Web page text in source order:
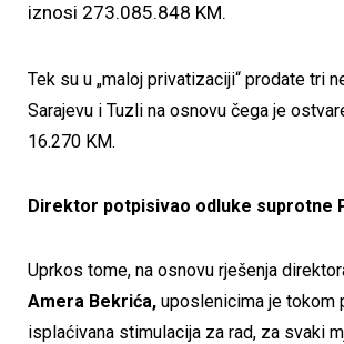
iznosi 273.085.848 KM.
Tek su u „maloj privatizaciji“ prodate tri
Sarajevu i Tuzli na osnovu čega je
16.270 KM.
Direktor potpisivao odluke suprotne
Uprkos tome, na osnovu rješenja
Amera Bekrića, uposlenicima je tokom
isplaćivana stimulacija za rad, za svaki